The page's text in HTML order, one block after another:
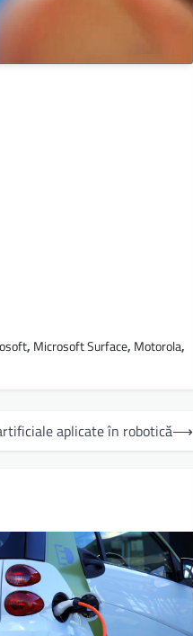
, Microsoft Surface, Motorola,
aplicate în robotică⟶